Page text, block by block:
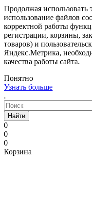
Продолжая использовать
использование файлов
корректной работы
регистрации, корзины,
товаров) и
Яндекс.Метрика,
качества работы сайта.
Понятно
Узнать больше
.
Найти
0
0
0
Корзина